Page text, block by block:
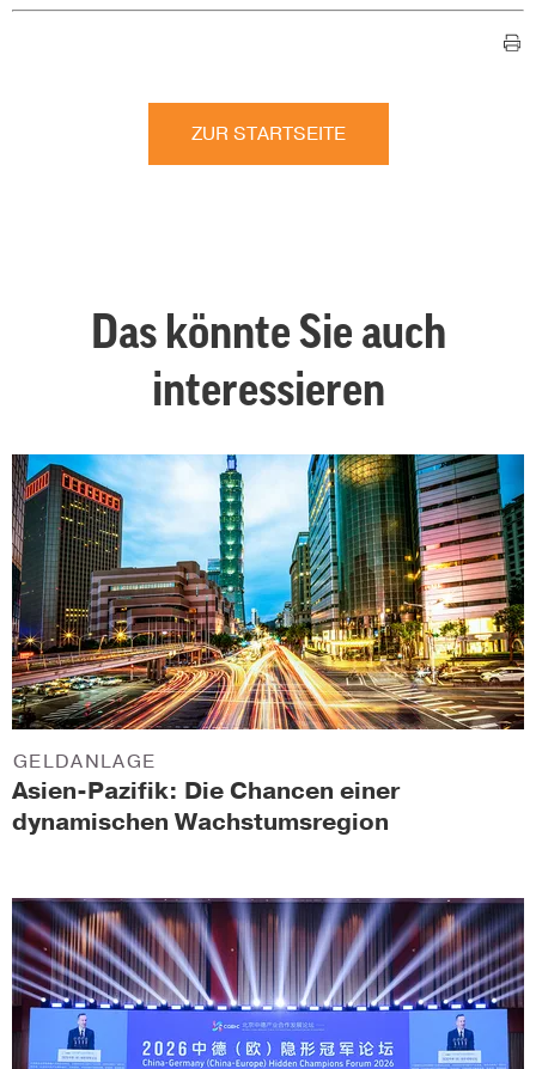
ZUR STARTSEITE
Das könnte Sie auch
interessieren
Asien-Pazifik: Die Chancen einer
dynamischen Wachstumsregion
GELDANLAGE